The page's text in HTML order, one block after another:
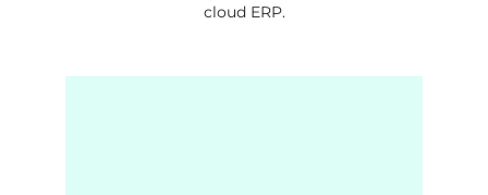
cloud ERP.